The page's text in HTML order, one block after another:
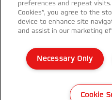
Erfahren Sie immer
Trends, Promotions
JETZT REGISTRIEREN
Datenschutzhinweise
preferences and repeat visits.
Cookies”, you agree to the
device to enhance site
and assist in our marketing
Necessary Only
Cookie